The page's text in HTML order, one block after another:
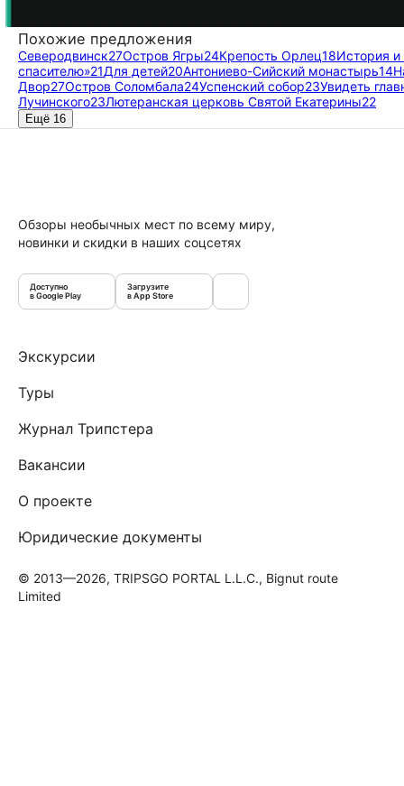
Похожие предложения
Северодвинск27Остров Ягры24Крепость Орлец18История и
спасителю»21Для детей20Антониево-Сийский монастырь14
Двор27Остров Соломбала24Успенский собор23Увидеть
Лучинского23Лютеранская церковь Святой Екатерины22
Ещё 16
Обзоры необычных мест по всему миру,
новинки и скидки в наших соцсетях
Доступно
в Google Play
Загрузите
в App Store
Экскурсии
Туры
Журнал Трипстера
Вакансии
О проекте
Юридические документы
© 2013—2026, TRIPSGO PORTAL L.L.C., Bignut route
Limited